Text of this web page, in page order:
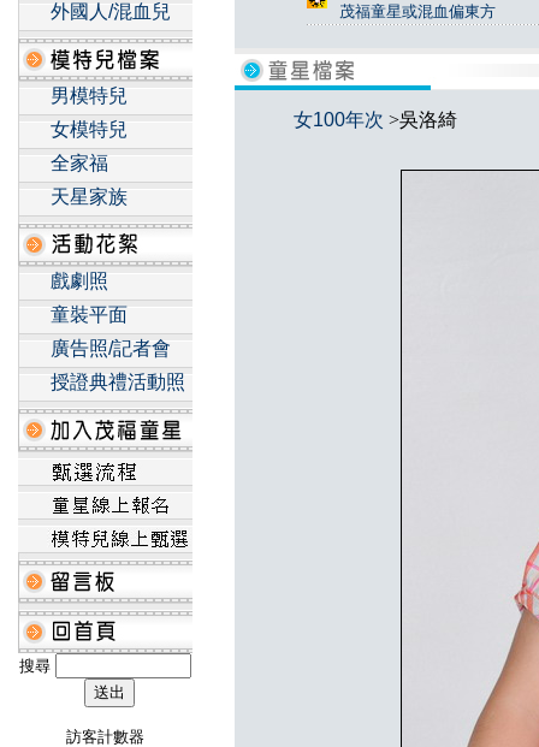
外國人/混血兒
男模特兒
女模特兒
全家福
天星家族
戲劇照
童裝平面
廣告照/記者會
授證典禮活動照
搜尋
訪客計數器
茂福童星或混血偏東方
女100年次 >吳洛綺